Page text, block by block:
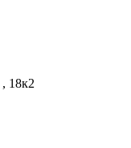
18к2